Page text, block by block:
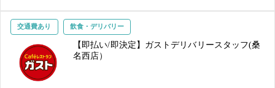
交通費あり 飲食・デリバリー
【即払い/即決定】ガストデリバリースタッフ(桑
名西店）